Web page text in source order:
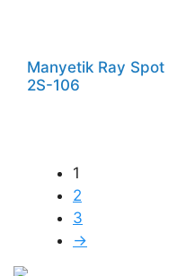
Manyetik Ray Spot
2S-106
1
2
3
→